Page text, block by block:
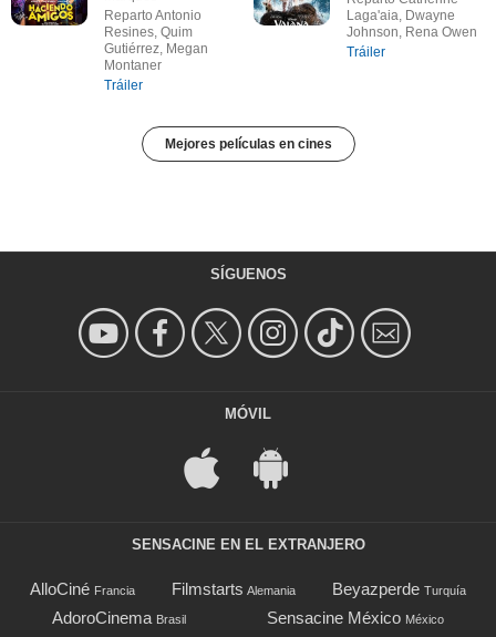
Reparto Antonio
Resines, Quim
Gutiérrez, Megan
Montaner
Tráiler
Laga'aia, Dwayne
Johnson, Rena Owen
Tráiler
Mejores películas en cines
SÍGUENOS
MÓVIL
SENSACINE EN EL EXTRANJERO
AlloCiné Francia Filmstarts Alemania Beyazperde Turquía
AdoroCinema Brasil Sensacine México México